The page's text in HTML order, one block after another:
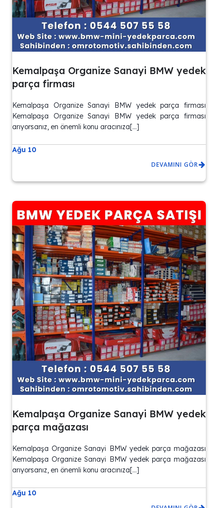
Kemalpaşa Organize Sanayi BMW yedek
parça firması
Kemalpaşa Organize Sanayi BMW yedek parça firması
Kemalpaşa Organize Sanayi BMW yedek parça firması
arıyorsanız, en önemli konu aracınıza[…]
Ağu 10
DEVAMINI GÖR
Kemalpaşa Organize Sanayi BMW yedek
parça mağazası
Kemalpaşa Organize Sanayi BMW yedek parça mağazası
Kemalpaşa Organize Sanayi BMW yedek parça mağazası
arıyorsanız, en önemli konu aracınıza[…]
Ağu 10